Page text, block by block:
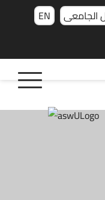
EN الجامعى